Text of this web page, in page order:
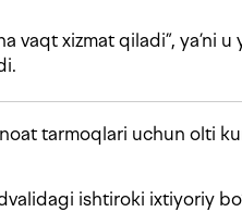
vaqt xizmat qiladi”, ya’ni u
tarmoqlari uchun olti
ishtiroki ixtiyoriy